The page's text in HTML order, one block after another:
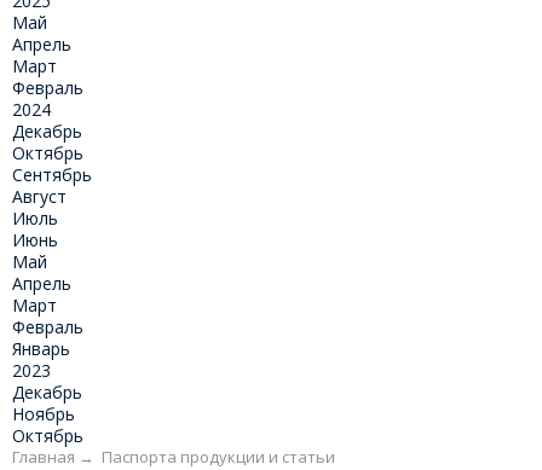
Май
Апрель
Март
Февраль
2024
Декабрь
Октябрь
Сентябрь
Август
Июль
Июнь
Май
Апрель
Март
Февраль
Январь
2023
Декабрь
Ноябрь
Октябрь
Главная → Паспорта продукции и статьи